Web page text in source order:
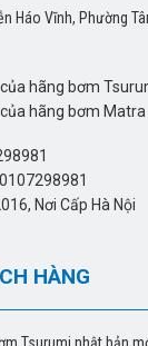
Háo Vĩnh, Phường
hãng bơm
hãng bơm
Nơi Cấp Hà Nội
HÀNG
Tsurumi nhật bản